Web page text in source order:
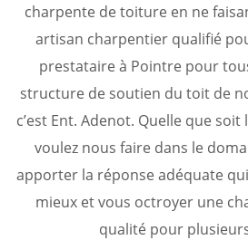
charpente de toiture en ne
artisan charpentier qualifié
prestataire à Pointre pour
structure de soutien du toit de
c’est Ent. Adenot. Quelle que
voulez nous faire dans le
apporter la réponse adéquate
mieux et vous octroyer une
qualité pour